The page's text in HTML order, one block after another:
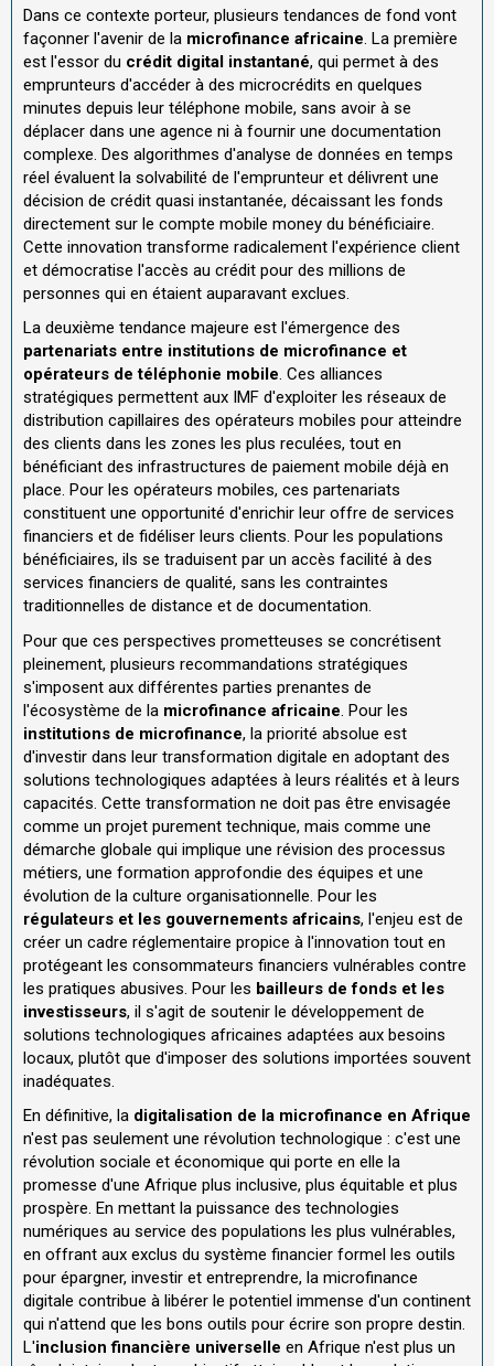
Dans ce contexte porteur, plusieurs tendances de fond vont
façonner l'avenir de la microfinance africaine. La première
est l'essor du crédit digital instantané, qui permet à des
emprunteurs d'accéder à des microcrédits en quelques
minutes depuis leur téléphone mobile, sans avoir à se
déplacer dans une agence ni à fournir une documentation
complexe. Des algorithmes d'analyse de données en temps
réel évaluent la solvabilité de l'emprunteur et délivrent une
décision de crédit quasi instantanée, décaissant les fonds
directement sur le compte mobile money du bénéficiaire.
Cette innovation transforme radicalement l'expérience client
et démocratise l'accès au crédit pour des millions de
personnes qui en étaient auparavant exclues.
La deuxième tendance majeure est l'émergence des
partenariats entre institutions de microfinance et
opérateurs de téléphonie mobile. Ces alliances
stratégiques permettent aux IMF d'exploiter les réseaux de
distribution capillaires des opérateurs mobiles pour atteindre
des clients dans les zones les plus reculées, tout en
bénéficiant des infrastructures de paiement mobile déjà en
place. Pour les opérateurs mobiles, ces partenariats
constituent une opportunité d'enrichir leur offre de services
financiers et de fidéliser leurs clients. Pour les populations
bénéficiaires, ils se traduisent par un accès facilité à des
services financiers de qualité, sans les contraintes
traditionnelles de distance et de documentation.
Pour que ces perspectives prometteuses se concrétisent
pleinement, plusieurs recommandations stratégiques
s'imposent aux différentes parties prenantes de
l'écosystème de la microfinance africaine. Pour les
institutions de microfinance, la priorité absolue est
d'investir dans leur transformation digitale en adoptant des
solutions technologiques adaptées à leurs réalités et à leurs
capacités. Cette transformation ne doit pas être envisagée
comme un projet purement technique, mais comme une
démarche globale qui implique une révision des processus
métiers, une formation approfondie des équipes et une
évolution de la culture organisationnelle. Pour les
régulateurs et les gouvernements africains, l'enjeu est de
créer un cadre réglementaire propice à l'innovation tout en
protégeant les consommateurs financiers vulnérables contre
les pratiques abusives. Pour les bailleurs de fonds et les
investisseurs, il s'agit de soutenir le développement de
solutions technologiques africaines adaptées aux besoins
locaux, plutôt que d'imposer des solutions importées souvent
inadéquates.
En définitive, la digitalisation de la microfinance en Afrique
n'est pas seulement une révolution technologique : c'est une
révolution sociale et économique qui porte en elle la
promesse d'une Afrique plus inclusive, plus équitable et plus
prospère. En mettant la puissance des technologies
numériques au service des populations les plus vulnérables,
en offrant aux exclus du système financier formel les outils
pour épargner, investir et entreprendre, la microfinance
digitale contribue à libérer le potentiel immense d'un continent
qui n'attend que les bons outils pour écrire son propre destin.
L'inclusion financière universelle en Afrique n'est plus un